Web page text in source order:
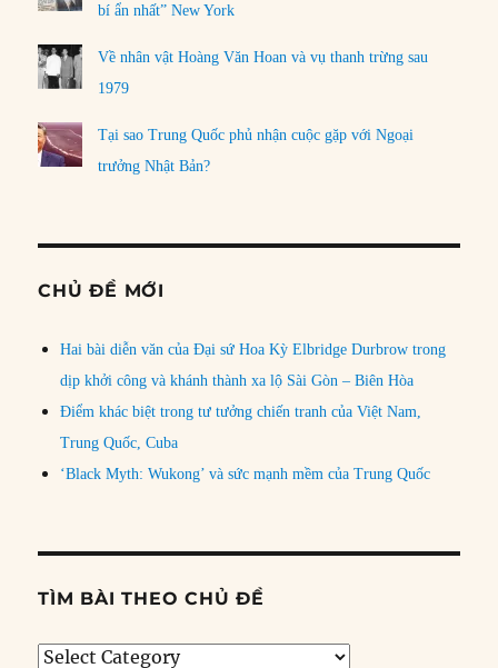
bí ẩn nhất” New York
Về nhân vật Hoàng Văn Hoan và vụ thanh trừng sau
1979
Tại sao Trung Quốc phủ nhận cuộc gặp với Ngoại
trưởng Nhật Bản?
CHỦ ĐỀ MỚI
Hai bài diễn văn của Đại sứ Hoa Kỳ Elbridge Durbrow trong
dịp khởi công và khánh thành xa lộ Sài Gòn – Biên Hòa
Điểm khác biệt trong tư tưởng chiến tranh của Việt Nam,
Trung Quốc, Cuba
‘Black Myth: Wukong’ và sức mạnh mềm của Trung Quốc
TÌM BÀI THEO CHỦ ĐỀ
Tìm